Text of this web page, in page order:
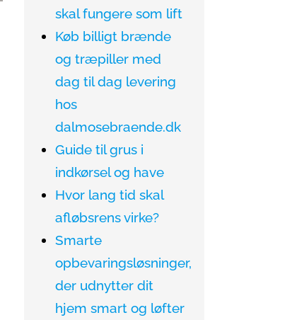
skal fungere som lift
Køb billigt brænde
og træpiller med
dag til dag levering
hos
dalmosebraende.dk
Guide til grus i
indkørsel og have
Hvor lang tid skal
afløbsrens virke?
Smarte
opbevaringsløsninger,
der udnytter dit
hjem smart og løfter